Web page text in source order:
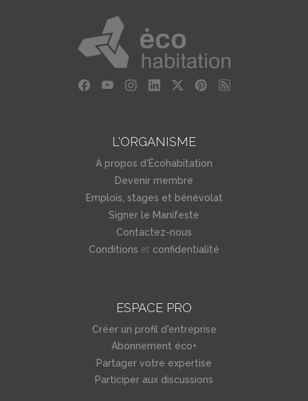
L'ORGANISME
À propos d'Écohabitation
Devenir membre
Emplois, stages et bénévolat
Signer le Manifeste
Contactez-nous
Conditions et confidentialité
ESPACE PRO
Créer un profil d'entreprise
Abonnement éco+
Partager votre expertise
Participer aux discussions